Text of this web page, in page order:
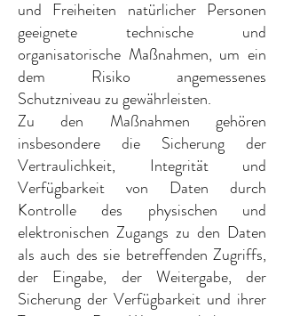
und Freiheiten natürlicher Personen
geeignete technische und
organisatorische Maßnahmen, um ein
dem Risiko angemessenes
Schutzniveau zu gewährleisten.
Zu den Maßnahmen gehören
insbesondere die Sicherung der
Vertraulichkeit, Integrität und
Verfügbarkeit von Daten durch
Kontrolle des physischen und
elektronischen Zugangs zu den Daten
als auch des sie betreffenden Zugriffs,
der Eingabe, der Weitergabe, der
Sicherung der Verfügbarkeit und ihrer